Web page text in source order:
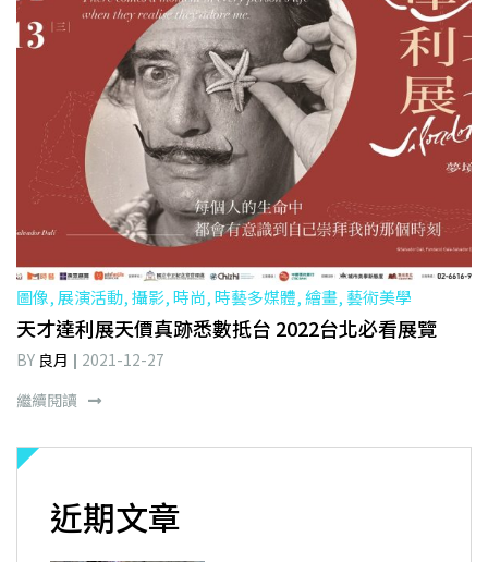
圖像, 展演活動, 攝影, 時尚, 時藝多媒體, 繪畫, 藝術美學
天才達利展天價真跡悉數抵台 2022台北必看展覽
BY 良月
2021-12-27
繼續閱讀
近期文章